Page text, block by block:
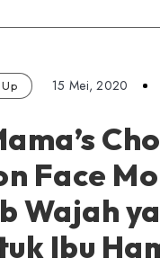
15 Mei, 2020
Face
Wajah
Ibu